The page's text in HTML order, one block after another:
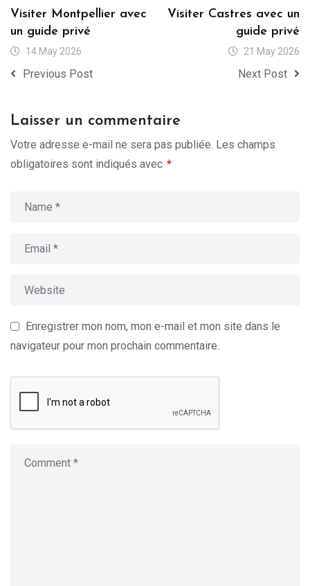
Visiter Montpellier avec
un guide privé
14 May 2026
Previous Post
Visiter Castres avec un
guide privé
21 May 2026
Next Post
Laisser un commentaire
Votre adresse e-mail ne sera pas publiée. Les champs
obligatoires sont indiqués avec *
Enregistrer mon nom, mon e-mail et mon site dans le
navigateur pour mon prochain commentaire.